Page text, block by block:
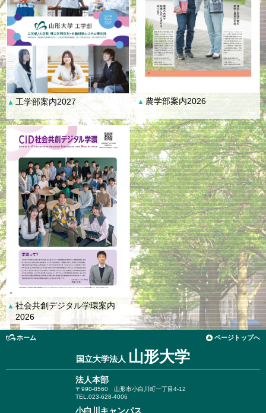
▲ 工学部案内2027 ▲ 農学部案内2026
▲ 社会共創デジタル学環案内
2026
ホーム ページトップへ
国立大学法人 山形大学
法人本部
〒990-8560 山形市小白川町一丁目4-12
TEL.023-628-4006
小白川キャンパス